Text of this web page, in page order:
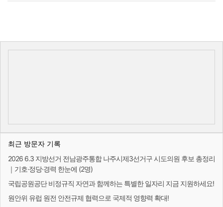
최근 방문자 기록
2026 6.3 지방선거 전남광주통합 나주시제3선거구 시도의원 후보 총정리
｜기호·정당·경력 한눈에 (2명)
국립공원공단 비정규직 자연과 함께하는 특별한 일자리 지금 지원하세요!
원안위 유럽 원전 안전규제 협력으로 국제적 영향력 확대!